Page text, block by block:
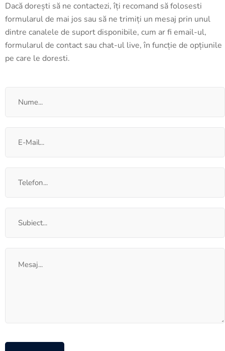
Dacă dorești să ne contactezi, îți recomand să folosesti
formularul de mai jos sau să ne trimiți un mesaj prin unul
dintre canalele de suport disponibile, cum ar fi email-ul,
formularul de contact sau chat-ul live, în funcție de opțiunile
pe care le doresti.